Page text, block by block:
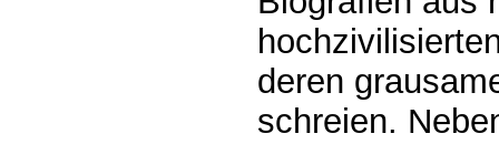
deren
schreien.